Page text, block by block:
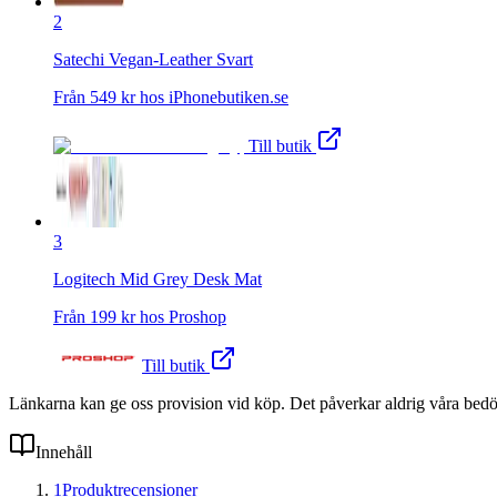
2
Satechi Vegan-Leather Svart
Från 549 kr hos iPhonebutiken.se
Till butik
3
Logitech Mid Grey Desk Mat
Från 199 kr hos Proshop
Till butik
Länkarna kan ge oss provision vid köp. Det påverkar aldrig våra
Innehåll
1Produktrecensioner